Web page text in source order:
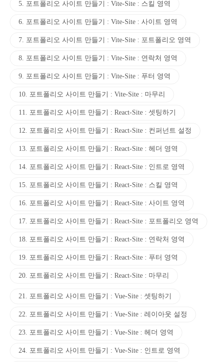
5. 포트폴리오 사이트 만들기 : Vite-Site : 스킬 영역
6. 포트폴리오 사이트 만들기 : Vite-Site : 사이트 영역
7. 포트폴리오 사이트 만들기 : Vite-Site : 포트폴리오 영역
8. 포트폴리오 사이트 만들기 : Vite-Site : 연락처 영역
9. 포트폴리오 사이트 만들기 : Vite-Site : 푸터 영역
10. 포트폴리오 사이트 만들기 : Vite-Site : 마무리
11. 포트폴리오 사이트 만들기 : React-Site : 셋팅하기
12. 포트폴리오 사이트 만들기 : React-Site : 컨퍼넌트 설정
13. 포트폴리오 사이트 만들기 : React-Site : 헤더 영역
14. 포트폴리오 사이트 만들기 : React-Site : 인트로 영역
15. 포트폴리오 사이트 만들기 : React-Site : 스킬 영역
16. 포트폴리오 사이트 만들기 : React-Site : 사이트 영역
17. 포트폴리오 사이트 만들기 : React-Site : 포트폴리오 영역
18. 포트폴리오 사이트 만들기 : React-Site : 연락처 영역
19. 포트폴리오 사이트 만들기 : React-Site : 푸터 영역
20. 포트폴리오 사이트 만들기 : React-Site : 마무리
21. 포트폴리오 사이트 만들기 : Vue-Site : 셋팅하기
22. 포트폴리오 사이트 만들기 : Vue-Site : 레이아웃 설정
23. 포트폴리오 사이트 만들기 : Vue-Site : 헤더 영역
24. 포트폴리오 사이트 만들기 : Vue-Site : 인트로 영역